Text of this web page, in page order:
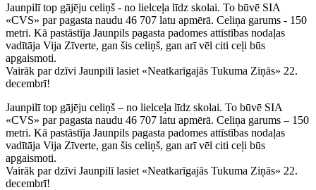
Jaunpilī top gājēju celiņš - no lielceļa līdz skolai. To būvē SIA
«CVS» par pagasta naudu 46 707 latu apmērā. Celiņa garums - 150
metri. Kā pastāstīja Jaunpils pagasta padomes attīstības nodaļas
vadītāja Vija Zīverte, gan šis celiņš, gan arī vēl citi ceļi būs
apgaismoti.
Vairāk par dzīvi Jaunpilī lasiet «Neatkarīgajās Tukuma Ziņās» 22.
decembrī!
Jaunpilī top gājēju celiņš – no lielceļa līdz skolai. To būvē SIA
«CVS» par pagasta naudu 46 707 latu apmērā. Celiņa garums – 150
metri. Kā pastāstīja Jaunpils pagasta padomes attīstības nodaļas
vadītāja Vija Zīverte, gan šis celiņš, gan arī vēl citi ceļi būs
apgaismoti.
Vairāk par dzīvi Jaunpilī lasiet «Neatkarīgajās Tukuma Ziņās» 22.
decembrī!